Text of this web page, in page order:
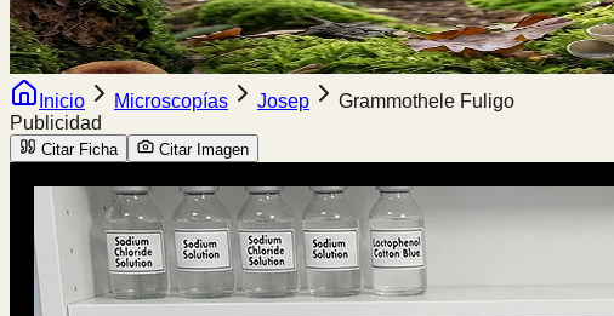
Inicio Microscopías Josep
Grammothele Fuligo
Publicidad
Citar Ficha Citar Imagen